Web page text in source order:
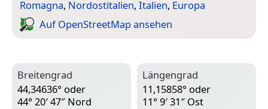
Romagna, Nordostitalien, Italien, Europa
Auf Open­Street­Map ansehen
Breitengrad
44,34636° oder
44° 20′ 47″ Nord
Längengrad
11,15858° oder
11° 9′ 31″ Ost